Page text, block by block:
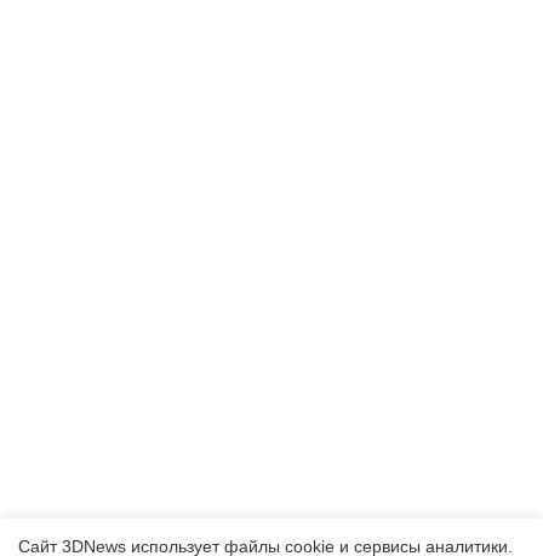
Сайт 3DNews использует файлы cookie и сервисы аналитики.